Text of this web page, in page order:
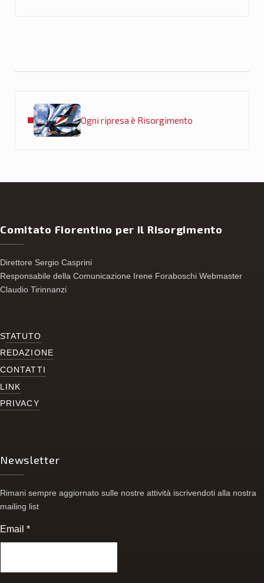
Ogni ripresa è Risorgimento
Comitato Fiorentino per il Risorgimento
Direttore Sergio Casprini
Responsabile della Comunicazione Irene Foraboschi Webmaster
Claudio Tirinnanzi
STATUTO
REDAZIONE
CONTATTI
LINK
PRIVACY
Newsletter
Rimani sempre aggiornato sulle nostre attività iscrivendoti alla nostra
mailing list
Email*